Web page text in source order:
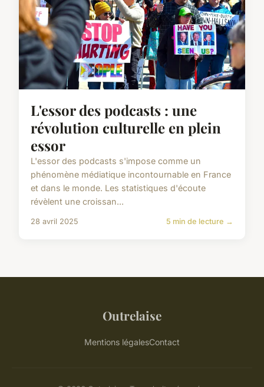
L'essor des podcasts : une
révolution culturelle en plein
essor
L'essor des podcasts s'impose comme un
phénomène médiatique incontournable en France
et dans le monde. Les statistiques d'écoute
révèlent une croissan...
28 avril 2025 5 min de lecture →
Outrelaise
Mentions légalesContact